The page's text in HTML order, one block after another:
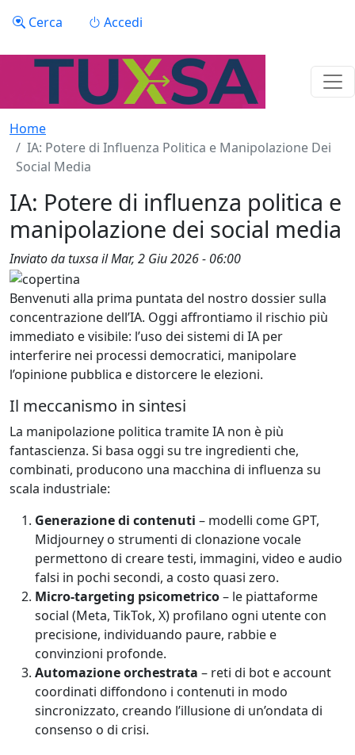
Menu profilo utente
Cerca Accedi
Home
IA: Potere di Influenza Politica e Manipolazione Dei
Social Media
IA: Potere di influenza politica e
manipolazione dei social media
Inviato datuxsailMar, 2 Giu 2026 - 06:00
Benvenuti alla prima puntata del nostro dossier sulla
concentrazione dell’IA. Oggi affrontiamo il rischio più
immediato e visibile: l’uso dei sistemi di IA per
interferire nei processi democratici, manipolare
l’opinione pubblica e distorcere le elezioni.
Il meccanismo in sintesi
La manipolazione politica tramite IA non è più
fantascienza. Si basa oggi su tre ingredienti che,
combinati, producono una macchina di influenza su
scala industriale:
Generazione di contenuti – modelli come GPT,
Midjourney o strumenti di clonazione vocale
permettono di creare testi, immagini, video e audio
falsi in pochi secondi, a costo quasi zero.
Micro-targeting psicometrico– le piattaforme
social (Meta, TikTok, X) profilano ogni utente con
precisione, individuando paure, rabbie e
convinzioni profonde.
Automazione orchestrata – reti di bot e account
coordinati diffondono i contenuti in modo
sincronizzato, creando l’illusione di un’ondata di
consenso o di crisi.